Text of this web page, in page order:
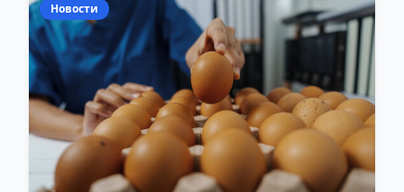
Новости